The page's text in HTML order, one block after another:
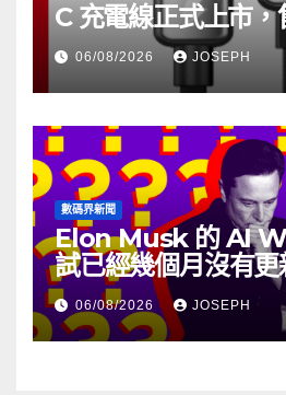
C 充電線正式上市，
06/08/2026 JOSEPH
數碼界新聞
Elon Musk 的 AI
試已經幾個月沒有更
06/08/2026 JOSEPH